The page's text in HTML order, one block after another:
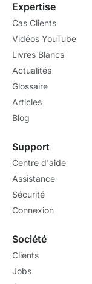
Expertise
Cas Clients
Vidéos YouTube
Livres Blancs
Actualités
Glossaire
Articles
Blog
Support
Centre d'aide
Assistance
Sécurité
Connexion
Société
Clients
Jobs